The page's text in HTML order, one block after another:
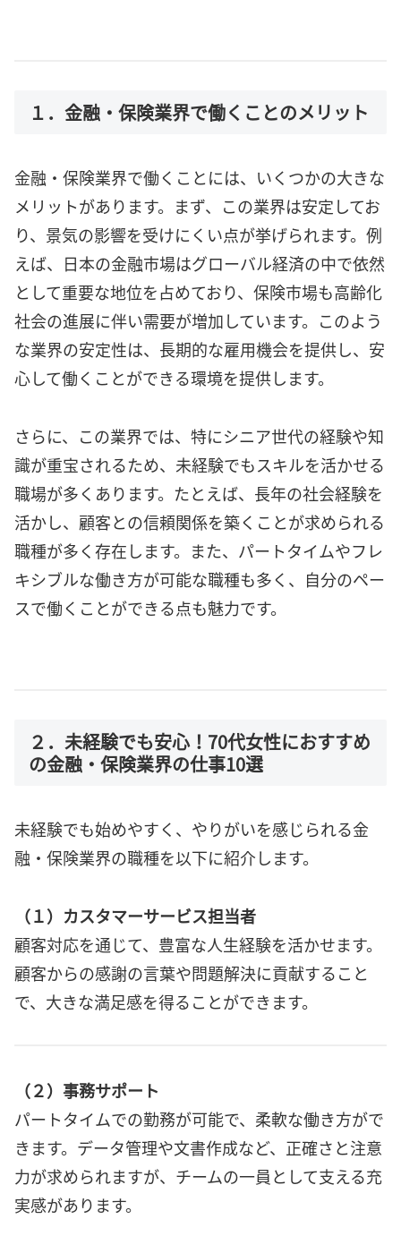
１．金融・保険業界で働くことのメリット
金融・保険業界で働くことには、いくつかの大きな
メリットがあります。まず、この業界は安定してお
り、景気の影響を受けにくい点が挙げられます。例
えば、日本の金融市場はグローバル経済の中で依然
として重要な地位を占めており、保険市場も高齢化
社会の進展に伴い需要が増加しています。このよう
な業界の安定性は、長期的な雇用機会を提供し、安
心して働くことができる環境を提供します。
さらに、この業界では、特にシニア世代の経験や知
識が重宝されるため、未経験でもスキルを活かせる
職場が多くあります。たとえば、長年の社会経験を
活かし、顧客との信頼関係を築くことが求められる
職種が多く存在します。また、パートタイムやフレ
キシブルな働き方が可能な職種も多く、自分のペー
スで働くことができる点も魅力です。
２．未経験でも安心！70代女性におすすめ
の金融・保険業界の仕事10選
未経験でも始めやすく、やりがいを感じられる金
融・保険業界の職種を以下に紹介します。
（１）カスタマーサービス担当者
顧客対応を通じて、豊富な人生経験を活かせます。
顧客からの感謝の言葉や問題解決に貢献すること
で、大きな満足感を得ることができます。
（２）事務サポート
パートタイムでの勤務が可能で、柔軟な働き方がで
きます。データ管理や文書作成など、正確さと注意
力が求められますが、チームの一員として支える充
実感があります。